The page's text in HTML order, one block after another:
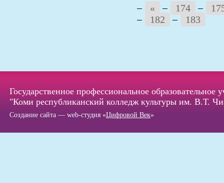
« 174
182
183
Государственное профессиональное
"Коми республиканский колледж культуры им. В.Т.
Создание сайта — web-студия «Цифровой Век»